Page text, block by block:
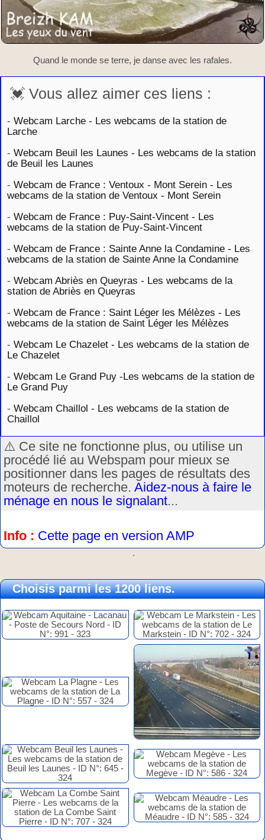
Quand le monde se terre, je danse avec les rafales.
💓 Vous allez aimer ces liens :
- Webcam Larche - Les webcams de la station de
Larche
- Webcam Beuil les Launes - Les webcams de la station
de Beuil les Launes
- Webcam de France : Ventoux - Mont Serein - Les
webcams de la station de Ventoux - Mont Serein
- Webcam de France : Puy-Saint-Vincent - Les
webcams de la station de Puy-Saint-Vincent
- Webcam de France : Sainte Anne la Condamine - Les
webcams de la station de Sainte Anne la Condamine
- Webcam Abriès en Queyras - Les webcams de la
station de Abriès en Queyras
- Webcam de France : Saint Léger les Mélèzes - Les
webcams de la station de Saint Léger les Mélèzes
- Webcam Le Chazelet - Les webcams de la station de
Le Chazelet
- Webcam Le Grand Puy -Les webcams de la station de
Le Grand Puy
- Webcam Chaillol - Les webcams de la station de
Chaillol
⚠️ Ce site ne fonctionne plus, ou utilise un
procédé lié au Webspam pour mieux se
positionner dans les pages de résultats des
moteurs de recherche. Aidez-nous à faire le
ménage en nous le signalant...
Info : Cette page en version AMP
.
Choisis parmi les 1200 liens.